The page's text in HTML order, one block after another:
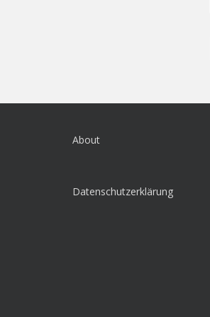
About
Datenschutzerklärung